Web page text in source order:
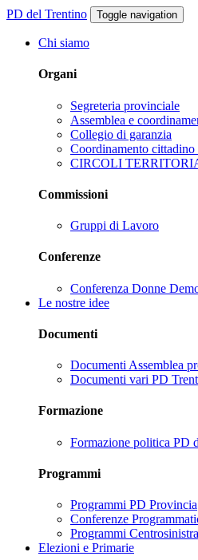
PD del Trentino Toggle navigation
Chi siamo
Organi
Segreteria provinciale
Assemblea e
Collegio di garanzia
Coordinamento
CIRCOLI
Commissioni
Gruppi di Lavoro
Conferenze
Conferenza Donne
Le nostre idee
Documenti
Documenti Assemblea
Documenti vari PD
Formazione
Formazione politica PD
Programmi
Programmi PD Provincia
Conferenze
Programmi
Elezioni e Primarie